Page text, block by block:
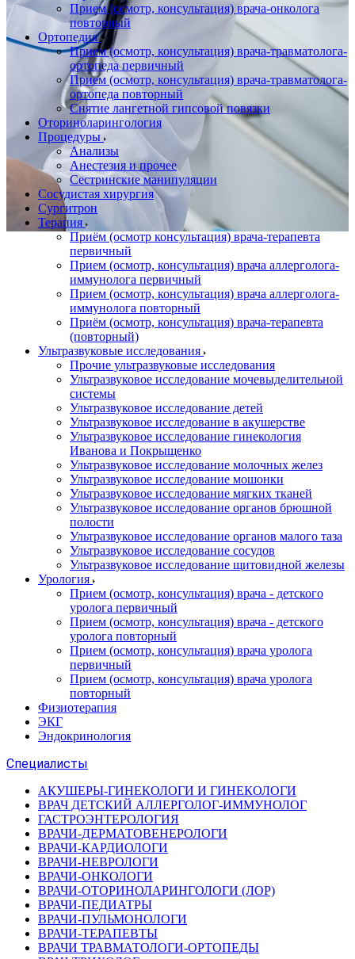
Прием (осмотр, консультация) врача-онколога
повторный
Ортопедия
Прием (осмотр, консультация) врача-травматолога-
ортопеда первичный
Прием (осмотр, консультация) врача-травматолога-
ортопеда повторный
Снятие лангетной гипсовой повязки
Оториноларингология
Процедуры
Анализы
Анестезия и прочее
Сестринские манипуляции
Сосудистая хирургия
Сургитрон
Терапия
Приём (осмотр консультация) врача-терапевта
первичный
Прием (осмотр, консультация) врача аллерголога-
иммунолога первичный
Прием (осмотр, консультация) врача аллерголога-
иммунолога повторный
Приём (осмотр, консультация) врача-терапевта
(повторный)
Ультразвуковые исследования
Прочие ультразвуковые исследования
Ультразвуковое исследование мочевыделительной
системы
Ультразвуковое исследование детей
Ультразвуковое исследование в акушерстве
Ультразвуковое исследование гинекология
Иванова и Покрыщенко
Ультразвуковое исследование молочных желез
Ультразвуковое исследование мошонки
Ультразвуковое исследование мягких тканей
Ультразвуковое исследование органов брюшной
полости
Ультразвуковое исследование органов малого таза
Ультразвуковое исследование сосудов
Ультразвуковое исследование щитовидной железы
Урология
Прием (осмотр, консультация) врача - детского
уролога первичный
Прием (осмотр, консультация) врача - детского
уролога повторный
Прием (осмотр, консультация) врача уролога
первичный
Прием (осмотр, консультация) врача уролога
повторный
Физиотерапия
ЭКГ
Эндокринология
Специалисты
АКУШЕРЫ-ГИНЕКОЛОГИ И ГИНЕКОЛОГИ
ВРАЧ ДЕТСКИЙ АЛЛЕРГОЛОГ-ИММУНОЛОГ
ГАСТРОЭНТЕРОЛОГИЯ
ВРАЧИ-ДЕРМАТОВЕНЕРОЛОГИ
ВРАЧИ-КАРДИОЛОГИ
ВРАЧИ-НЕВРОЛОГИ
ВРАЧИ-ОНКОЛОГИ
ВРАЧИ-ОТОРИНОЛАРИНГОЛОГИ (ЛОР)
ВРАЧИ-ПЕДИАТРЫ
ВРАЧИ-ПУЛЬМОНОЛОГИ
ВРАЧИ-ТЕРАПЕВТЫ
ВРАЧИ ТРАВМАТОЛОГИ-ОРТОПЕДЫ